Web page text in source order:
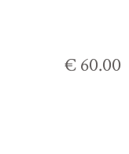
€ 60.00